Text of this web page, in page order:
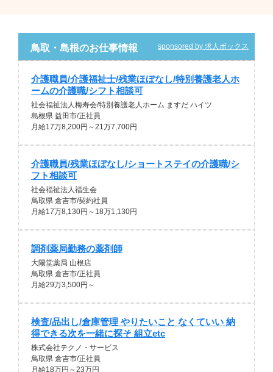
鳥取・島根のお仕事情報 sponsored by 求人ボックス
介護職員/介護福祉士/残業ほぼなし/特別養護老人ホ
ームの介護職/シフト相談可
社会福祉法人梅寿会/特別養護老人ホーム ますだ ハイツ
島根県 益田市/正社員
月給17万8,200円～21万7,700円
介護職員/残業ほぼなし/ショートステイの介護職/シ
フト相談可
社会福祉法人福生会
鳥取県 倉吉市/契約社員
月給17万8,130円～18万1,130円
調剤薬局勤務の薬剤師
大陽堂薬局 山根店
鳥取県 倉吉市/正社員
月給29万3,500円～
検査/品出し/倉庫管理 やりたいこと なくていい 納
得できる次を一緒に探そ 組立etc
株式会社テクノ・サービス
鳥取県 倉吉市/正社員
月給18万円～23万円